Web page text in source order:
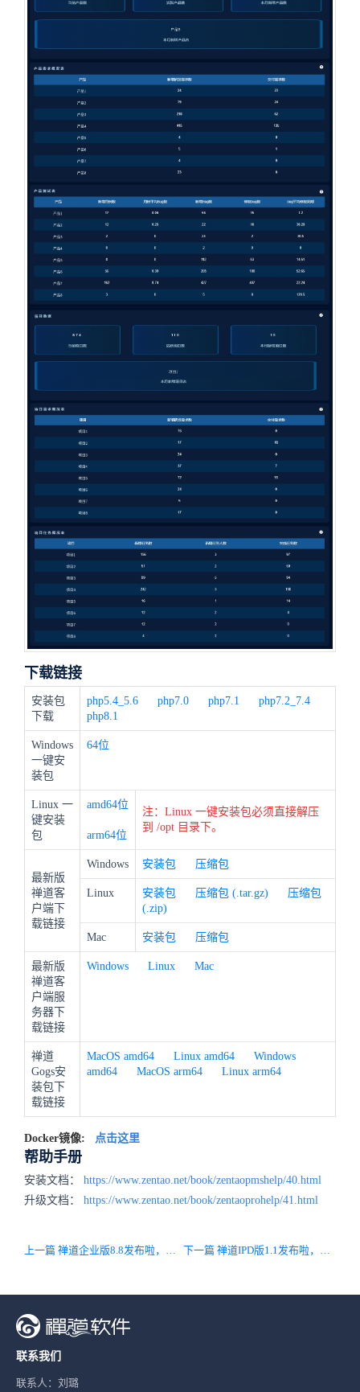
下载链接
安装包
下载
php5.4_5.6 php7.0 php7.1
php7.2_7.4
php8.1
Windows
一键安
装包
64位
Linux 一
键安装
包
amd64位
arm64位
注：Linux 一键安装包必须直接解压
到 /opt 目录下。
最新版
禅道客
户端下
载链接
Windows 安装包 压缩包
Linux 安装包 压缩包 (.tar.gz)
压缩包
(.zip)
Mac 安装包 压缩包
最新版
禅道客
户端服
务器下
载链接
Windows Linux Mac
禅道
Gogs安
装包下
载链接
MacOS amd64 Linux amd64
Windows
amd64
MacOS arm64 Linux arm64
Docker镜像: 点击这里
帮助手册
安装文档： https://www.zentao.net/book/zentaopmshelp/40.html
升级文档： https://www.zentao.net/book/zentaoprohelp/41.html
联系我们
联系人：刘璐